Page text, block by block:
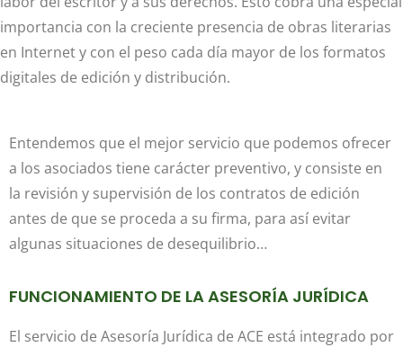
Entendemos que el mejor servicio que podemos ofrecer
a los asociados tiene carácter preventivo, y consiste en
la revisión y supervisión de los contratos de edición
antes de que se proceda a su firma, para así evitar
algunas situaciones de desequilibrio…
importancia con la creciente presencia de obras literarias
en Internet y con el peso cada día mayor de los formatos
digitales de edición y distribución.
FUNCIONAMIENTO DE LA ASESORÍA JURÍDICA
El servicio de Asesoría Jurídica de ACE está integrado por